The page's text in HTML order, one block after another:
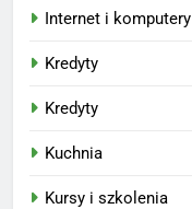
Internet i komputery
Kredyty
Kredyty
Kuchnia
Kursy i szkolenia